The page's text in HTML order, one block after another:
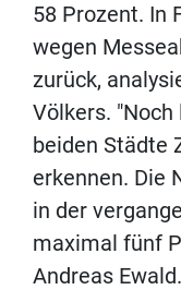
58 Prozent. In
wegen
zurück,
Völkers.
beiden Städte
erkennen. Die
in der
maximal fünf
Andreas Ewald.